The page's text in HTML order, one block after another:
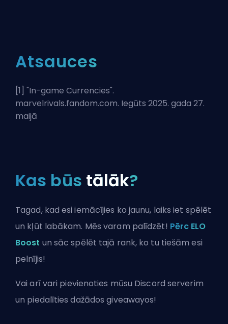
Atsauces
[1] "In-game Currencies".
marvelrivals.fandom.com. Iegūts 2025. gada 27.
maijā
Kas būs tālāk?
Tagad, kad esi iemācījies ko jaunu, laiks iet spēlēt
un kļūt labākam. Mēs varam palīdzēt! Pērc ELO
Boost un sāc spēlēt tajā rank, ko tu tiešām esi
pelnījis!
Vai arī vari pievienoties mūsu Discord serverim
un piedalīties dažādos giveawayos!